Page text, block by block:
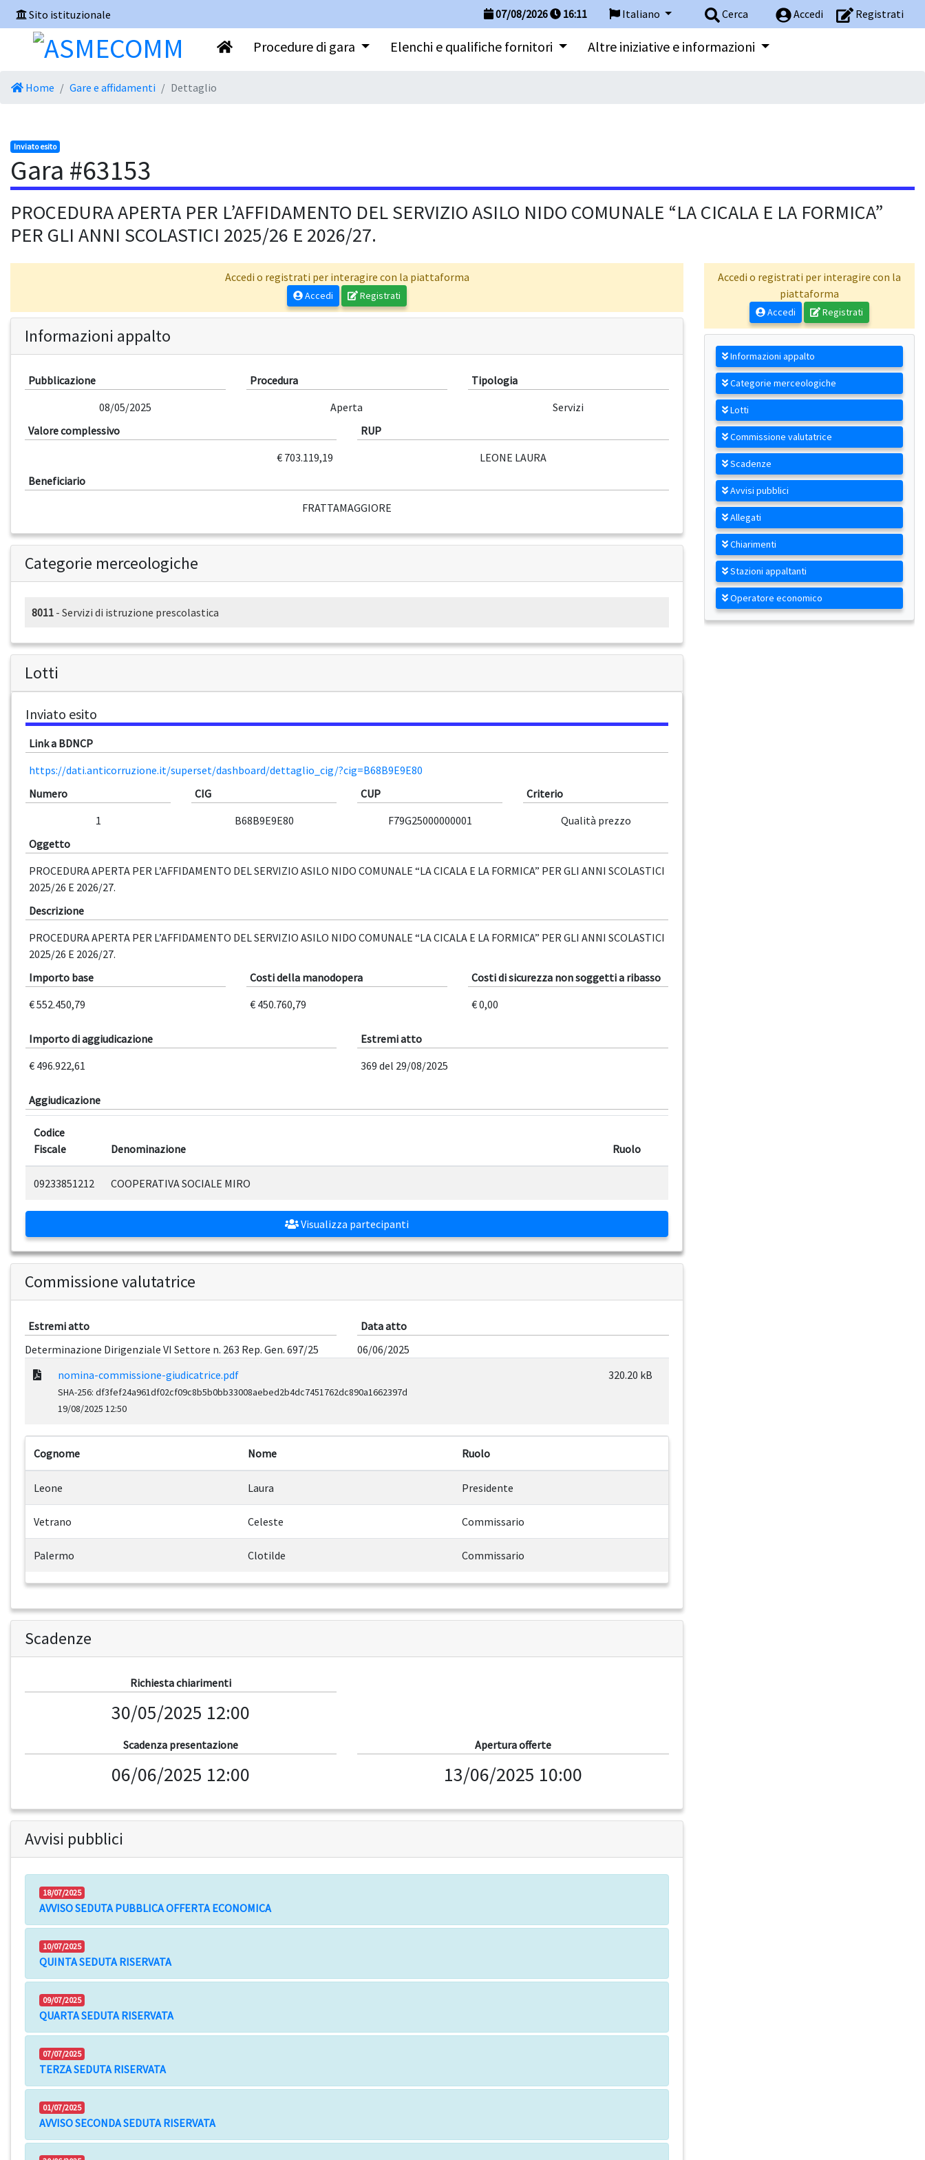
Sito istituzionale Accedi Registrati
Cerca
Italiano
07/08/2026 16:11
Procedure di gara Elenchi e qualifiche fornitori Altre iniziative e informazioni
Home Gare e affidamenti Dettaglio
Inviato esito
Gara #63153
PROCEDURA APERTA PER L’AFFIDAMENTO DEL SERVIZIO ASILO NIDO COMUNALE “LA CICALA E LA FORMICA”
PER GLI ANNI SCOLASTICI 2025/26 E 2026/27.
Accedi o registrati per interagire con la piattaforma
Accedi Registrati
Informazioni appalto
Pubblicazione
08/05/2025
Procedura
Aperta
Tipologia
Servizi
Valore complessivo
€ 703.119,19
RUP
LEONE LAURA
Beneficiario
FRATTAMAGGIORE
Categorie merceologiche
8011 - Servizi di istruzione prescolastica
Lotti
Inviato esito
Link a BDNCP
https://dati.anticorruzione.it/superset/dashboard/dettaglio_cig/?cig=B68B9E9E80
Numero
1
CIG
B68B9E9E80
CUP
F79G25000000001
Criterio
Qualità prezzo
Oggetto
PROCEDURA APERTA PER L’AFFIDAMENTO DEL SERVIZIO ASILO NIDO COMUNALE “LA CICALA E LA FORMICA” PER GLI ANNI SCOLASTICI
2025/26 E 2026/27.
Descrizione
PROCEDURA APERTA PER L’AFFIDAMENTO DEL SERVIZIO ASILO NIDO COMUNALE “LA CICALA E LA FORMICA” PER GLI ANNI SCOLASTICI
2025/26 E 2026/27.
Importo base
€ 552.450,79
Costi della manodopera
€ 450.760,79
Costi di sicurezza non soggetti a ribasso
€ 0,00
Importo di aggiudicazione
€ 496.922,61
Estremi atto
369 del 29/08/2025
Aggiudicazione
Codice
Fiscale
Denominazione Ruolo
09233851212 COOPERATIVA SOCIALE MIRO
Visualizza partecipanti
Commissione valutatrice
Estremi atto
Determinazione Dirigenziale VI Settore n. 263 Rep. Gen. 697/25
Data atto
06/06/2025
nomina-commissione-giudicatrice.pdf
SHA-256: df3fef24a961df02cf09c8b5b0bb33008aebed2b4dc7451762dc890a1662397d
19/08/2025 12:50
320.20 kB
Cognome Nome Ruolo
Leone Laura Presidente
Vetrano Celeste Commissario
Palermo Clotilde Commissario
Scadenze
Richiesta chiarimenti
30/05/2025 12:00
Scadenza presentazione
06/06/2025 12:00
Apertura offerte
13/06/2025 10:00
Avvisi pubblici
18/07/2025
AVVISO SEDUTA PUBBLICA OFFERTA ECONOMICA
10/07/2025
QUINTA SEDUTA RISERVATA
09/07/2025
QUARTA SEDUTA RISERVATA
07/07/2025
TERZA SEDUTA RISERVATA
01/07/2025
AVVISO SECONDA SEDUTA RISERVATA
Accedi o registrati per interagire con la
piattaforma
Accedi Registrati
Informazioni appalto
Categorie merceologiche
Lotti
Commissione valutatrice
Scadenze
Avvisi pubblici
Allegati
Chiarimenti
Stazioni appaltanti
Operatore economico